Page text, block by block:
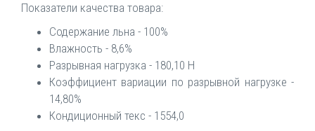
Показатели качества товара:
Содержание льна - 100%
Влажность - 8,6%
Разрывная нагрузка - 180,10 H
Коэффициент вариации по разрывной нагрузке -
14,80%
Кондиционный текс - 1554,0